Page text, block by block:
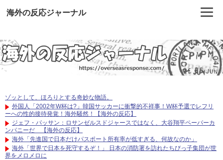
海外の反応ジャーナル
ゾッとして、ほろりとする奇妙な物語。
外国人「2002年W杯は?」韓国サッカーに衝撃的不祥事！W杯予選でレフリ
ーへの性的接待発覚！海外騒然！【海外の反応】
ジェフ・パッサン：ロサンゼルスドジャースではなく、大谷翔平ペーパーカ
ンパニーだ 【海外の反応】
海外「先進国で日本だけパスポート所有率が低すぎる、何故なのか」
海外「世界で日本を死守するぞ！」 日本の消防署を訪れたちびっ子集団が世
界をメロメロに